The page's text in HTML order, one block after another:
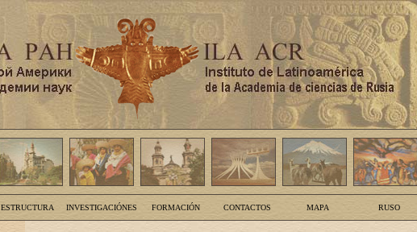
ESTRUCTURA INVESTIGACIÓNES FORMACIÓN CONTACTOS MAPA RUSO